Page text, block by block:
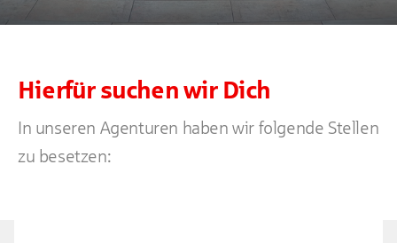
Hierfür suchen wir Dich
In unseren Agenturen haben wir folgende Stellen
zu besetzen: